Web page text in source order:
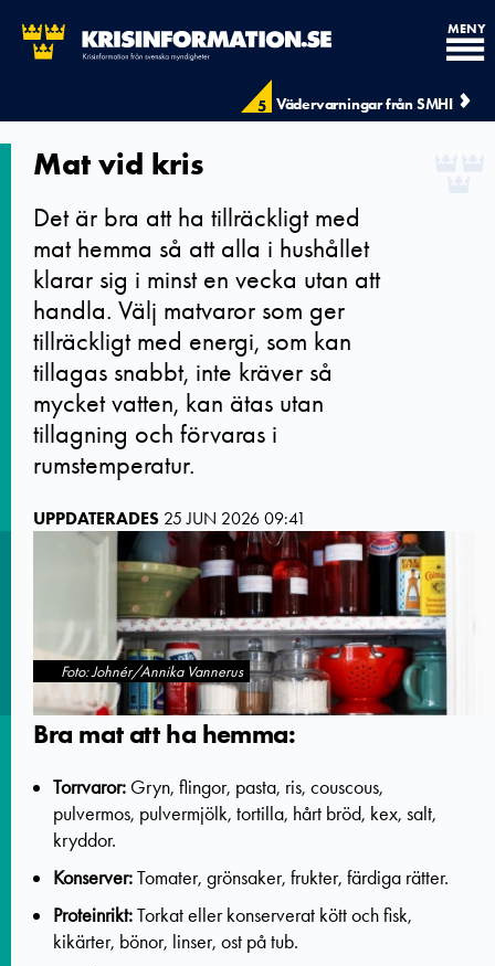
5 Vädervarningar från SMHI
MENY
Mat vid kris
Det är bra att ha tillräckligt med
mat hemma så att alla i hushållet
klarar sig i minst en vecka utan att
handla. Välj matvaror som ger
tillräckligt med energi, som kan
tillagas snabbt, inte kräver så
mycket vatten, kan ätas utan
tillagning och förvaras i
rumstemperatur.
UPPDATERADES 25 JUN 2026 09:41
Foto: Johnér/Annika Vannerus
Bra mat att ha hemma:
Torrvaror: Gryn, flingor, pasta, ris, couscous,
pulvermos, pulvermjölk, tortilla, hårt bröd, kex, salt,
kryddor.
Konserver:Tomater, grönsaker, frukter, färdiga rätter.
Proteinrikt:Torkat eller konserverat kött och fisk,
kikärter, bönor, linser, ost på tub.